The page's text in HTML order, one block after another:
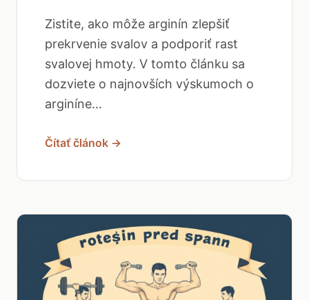
Zistite, ako môže arginín zlepšiť
prekrvenie svalov a podporiť rast
svalovej hmoty. V tomto článku sa
dozviete o najnovších výskumoch o
arginíne...
Čítať článok →